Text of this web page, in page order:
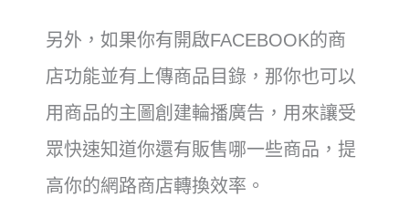
另外，如果你有開啟FACEBOOK的商
店功能並有上傳商品目錄，那你也可以
用商品的主圖創建輪播廣告，用來讓受
眾快速知道你還有販售哪一些商品，提
高你的網路商店轉換效率。